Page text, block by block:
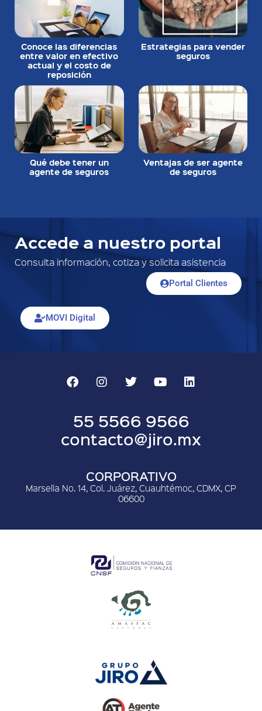
Conoce las diferencias
entre valor en efectivo
actual y el costo de
reposición
Estrategias para vender
seguros
Qué debe tener un
agente de seguros
Ventajas de ser agente
de seguros
Accede a nuestro portal
Consulta información, cotiza y solicita asistencia
Portal Clientes
MOVI Digital
55 5566 9566
contacto@jiro.mx
CORPORATIVO
Marsella No. 14, Col. Juárez, Cuauhtémoc, CDMX, CP
06600